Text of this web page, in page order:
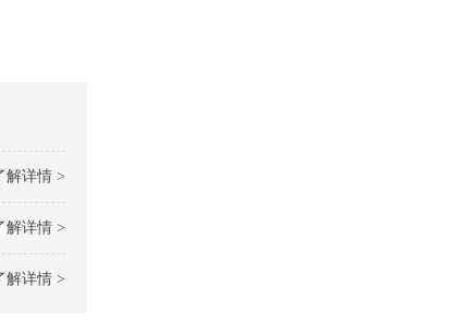
解详情 >
解详情 >
解详情 >